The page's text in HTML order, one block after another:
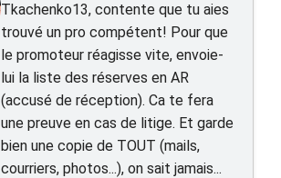
Tkachenko13, contente que tu aies
trouvé un pro compétent! Pour que
le promoteur réagisse vite, envoie-
lui la liste des réserves en AR
(accusé de réception). Ca te fera
une preuve en cas de litige. Et garde
bien une copie de TOUT (mails,
courriers, photos...), on sait jamais...